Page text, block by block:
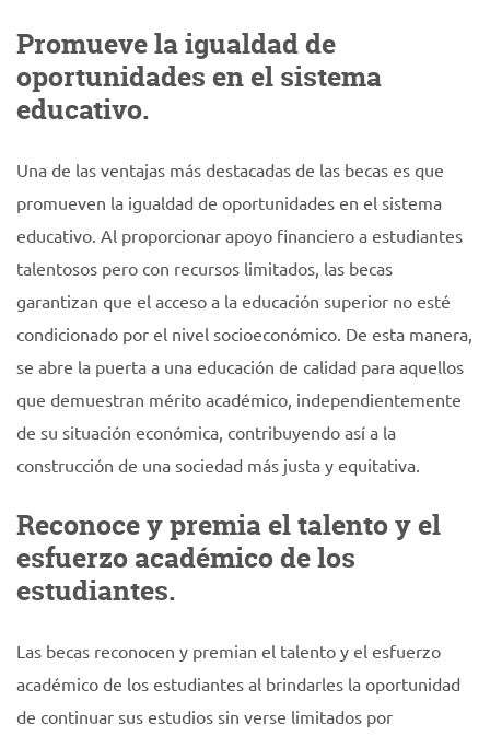
Promueve la igualdad de
oportunidades en el sistema
educativo.
Una de las ventajas más destacadas de las becas es que
promueven la igualdad de oportunidades en el sistema
educativo. Al proporcionar apoyo financiero a estudiantes
talentosos pero con recursos limitados, las becas
garantizan que el acceso a la educación superior no esté
condicionado por el nivel socioeconómico. De esta manera,
se abre la puerta a una educación de calidad para aquellos
que demuestran mérito académico, independientemente
de su situación económica, contribuyendo así a la
construcción de una sociedad más justa y equitativa.
Reconoce y premia el talento y el
esfuerzo académico de los
estudiantes.
Las becas reconocen y premian el talento y el esfuerzo
académico de los estudiantes al brindarles la oportunidad
de continuar sus estudios sin verse limitados por